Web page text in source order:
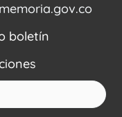
boletín